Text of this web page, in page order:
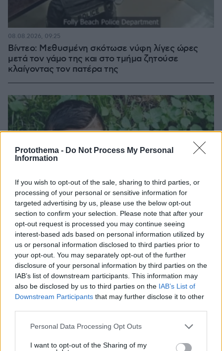
Protothema - Do Not Process My Personal
Information
If you wish to opt-out of the sale, sharing to third parties, or
processing of your personal or sensitive information for
targeted advertising by us, please use the below opt-out
section to confirm your selection. Please note that after your
opt-out request is processed you may continue seeing
interest-based ads based on personal information utilized by
us or personal information disclosed to third parties prior to
your opt-out. You may separately opt-out of the further
disclosure of your personal information by third parties on the
IAB’s list of downstream participants. This information may
also be disclosed by us to third parties on the IAB’s List of
Downstream Participants that may further disclose it to other
Please note that this website/app uses one or more Google
not limited to your visit or usage behaviour. You may click to
Personal Data Processing Opt Outs
I want to opt-out of the Sharing of my
Βίντεο: Μεθυσμένη σκότωσε νύφη λίγες ώρες
μετά τον γάμο της και στο τμήμα ζητούσε
κλαίγοντας τον πατέρα της
08.08.2026, 09:25
Από τη Μόρια στον γάμο, τη ΜΚΟ και την
κατηγορία για φόνο: Η σκοτεινή διαδρομή του
26χρονου Αφγανού που σκότωσε τη Βρετανίδα
08.08.2026, 12:18